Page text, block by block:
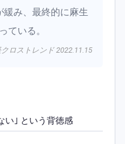
緩み、最終的に麻生
ている。
クロストレンド 2022.11.15
い｣ という背徳感